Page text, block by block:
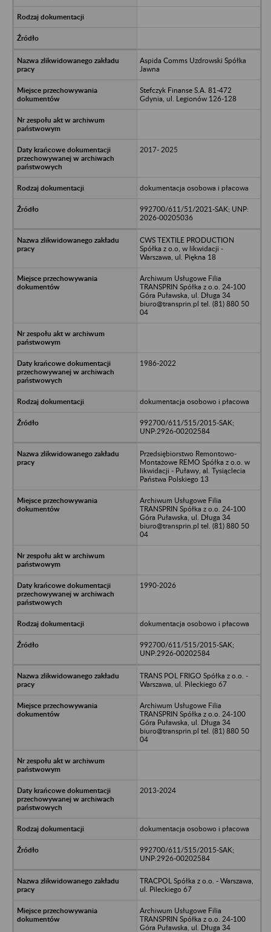
Aspida Comms Uzdrowski Spółka
Jawna
Stefczyk Finanse S.A. 81-472
Gdynia, ul. Legionów 126-128
2017- 2025
dokumentacja osobowa i płacowa
992700/611/51/2021-SAK; UNP:
2026-00205036
CWS TEXTILE PRODUCTION
Spółka z o.o, w likwidacji -
Warszawa, ul. Piękna 18
Archiwum Usługowe Filia
TRANSPRIN Spółka z o.o. 24-100
Góra Puławska, ul. Długa 34
biuro@transprin.pl tel. (81) 880 50
04
1986-2022
dokumentacja osobowo i płacowa
992700/611/515/2015-SAK;
UNP:2926-00202584
Przedsiębiorstwo Remontowo-
Montażowe REMO Spółka z o.o. w
likwidacji - Puławy, al. Tysiąclecia
Państwa Polskiego 13
Archiwum Usługowe Filia
TRANSPRIN Spółka z o.o. 24-100
Góra Puławska, ul. Długa 34
biuro@transprin.pl tel. (81) 880 50
04
1990-2026
dokumentacja osobowo i płacowa
992700/611/515/2015-SAK;
UNP:2926-00202584
TRANS POL FRIGO Spółka z o.o. -
Warszawa, ul. Pileckiego 67
Archiwum Usługowe Filia
TRANSPRIN Spółka z o.o. 24-100
Góra Puławska, ul. Długa 34
biuro@transprin.pl tel. (81) 880 50
04
2013-2024
dokumentacja osobowo i płacowa
992700/611/515/2015-SAK;
UNP:2926-00202584
TRACPOL Spółka z o.o. - Warszawa,
ul. Pileckiego 67
Archiwum Usługowe Filia
TRANSPRIN Spółka z o.o. 24-100
Góra Puławska, ul. Długa 34